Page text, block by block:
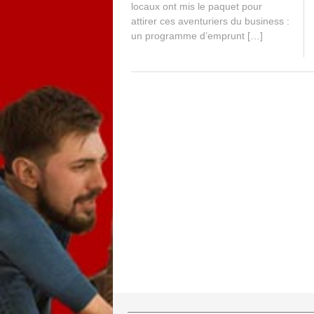
locaux ont mis le paquet pour
attirer ces aventuriers du business :
un programme d’emprunt […]